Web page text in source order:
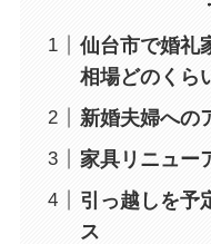
仙台市で婚礼
相場どのくら
新婚夫婦への
家具リニュー
引っ越しを予
ス